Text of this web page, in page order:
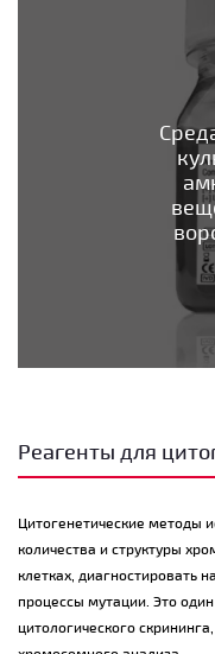
Реагенты для
Цитогенетические методы
количества и структуры
клетках, диагностировать
процессы мутации. Это
цитологического